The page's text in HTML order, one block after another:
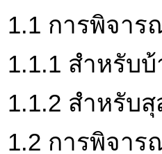
1.1 การพิจา
1.1.1 สำหรับ
1.1.2 สำหรับ
1.2 การพิจาร